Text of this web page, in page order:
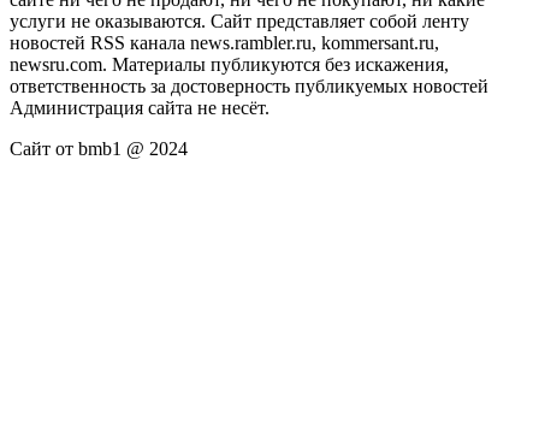
услуги не оказываются. Сайт представляет собой ленту
новостей RSS канала news.rambler.ru, kommersant.ru,
newsru.com. Материалы публикуются без искажения,
ответственность за достоверность публикуемых новостей
Администрация сайта не несёт.
Сайт от bmb1 @ 2024